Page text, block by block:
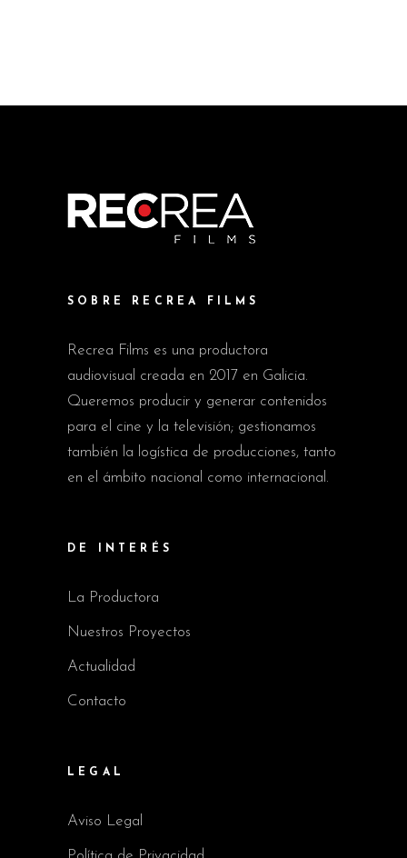
SOBRE RECREA FILMS
Recrea Films es una productora
audiovisual creada en 2017 en Galicia.
Queremos producir y generar contenidos
para el cine y la televisión; gestionamos
también la logística de producciones, tanto
en el ámbito nacional como internacional.
DE INTERÉS
La Productora
Nuestros Proyectos
Actualidad
Contacto
LEGAL
Aviso Legal